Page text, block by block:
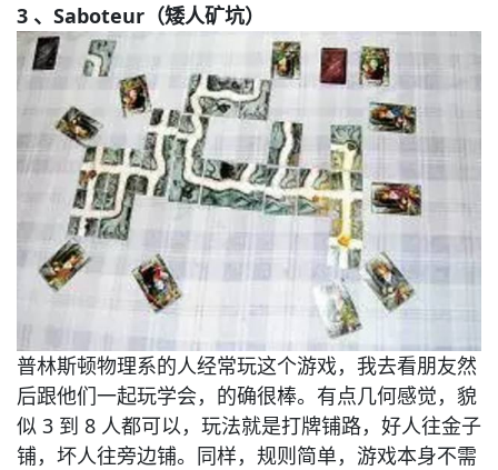
3 、 Saboteur（矮人矿坑）
普林斯顿物理系的人经常玩这个游戏，我去看朋友然
后跟他们一起玩学会，的确很棒。有点几何感觉，貌
似 3 到 8 人都可以，玩法就是打牌铺路，好人往金子
铺，坏人往旁边铺。 同样，规则简单，游戏本身不需